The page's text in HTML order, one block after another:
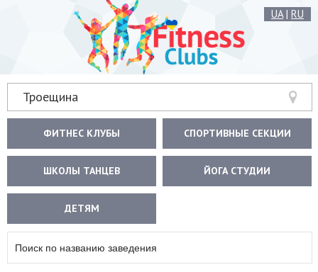
UA| RU
Троещина
ФИТНЕС КЛУБЫ СПОРТИВНЫЕ СЕКЦИИ
ШКОЛЫ ТАНЦЕВ ЙОГА СТУДИИ
ДЕТЯМ